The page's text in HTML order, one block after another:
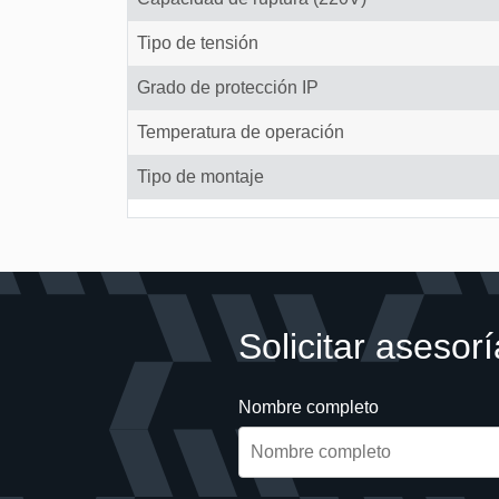
Tipo de tensión
Grado de protección IP
Temperatura de operación
Tipo de montaje
Solicitar
Nombre completo